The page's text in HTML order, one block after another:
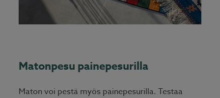
Matonpesu painepesurilla
Maton voi pestä myös painepesurilla. Testaa